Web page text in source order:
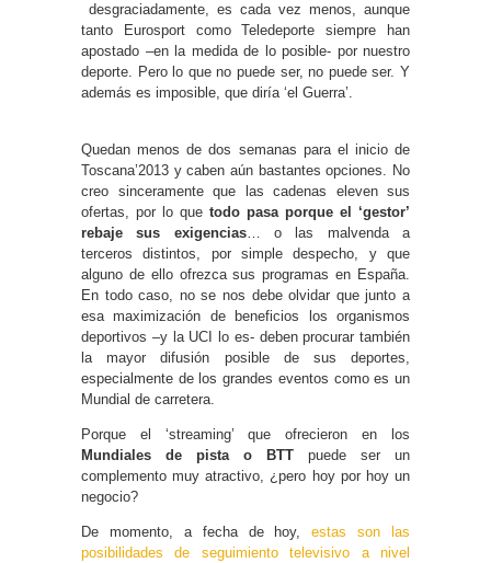
desgraciadamente, es cada vez menos, aunque
tanto Eurosport como Teledeporte siempre han
apostado –en la medida de lo posible- por nuestro
deporte. Pero lo que no puede ser, no puede ser. Y
además es imposible, que diría ‘el Guerra’.
Quedan menos de dos semanas para el inicio de
Toscana’2013 y caben aún bastantes opciones. No
creo sinceramente que las cadenas eleven sus
ofertas, por lo que todo pasa porque el ‘gestor’
rebaje sus exigencias… o las malvenda a
terceros distintos, por simple despecho, y que
alguno de ello ofrezca sus programas en España.
En todo caso, no se nos debe olvidar que junto a
esa maximización de beneficios los organismos
deportivos –y la UCI lo es- deben procurar también
la mayor difusión posible de sus deportes,
especialmente de los grandes eventos como es un
Mundial de carretera.
Porque el ‘streaming’ que ofrecieron en los
Mundiales de pista o BTT puede ser un
complemento muy atractivo, ¿pero hoy por hoy un
negocio?
De momento, a fecha de hoy,estas son las
posibilidades de seguimiento televisivo a nivel